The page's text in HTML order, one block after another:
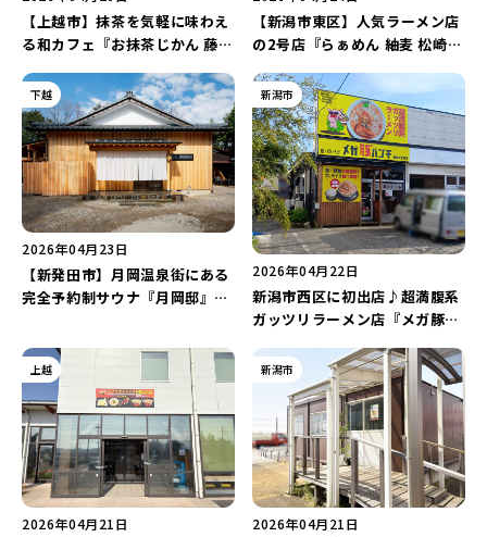
【上越市】抹茶を気軽に味わえ
る和カフェ『お抹茶じかん 藤喜
ン！着物or浴衣の方には“嬉し
い特典”をプレゼント♪
【新潟市東区】人気ラーメン店
の2号店『らぁめん 紬麦 松崎
「えびからし」など限定トッピ
ングも登場♪
下越
2026年04月23日
【新発田市】月岡温泉街にある
完全予約制サウナ『月岡邸』が
気軽に利用できる♪
新潟市
2026年04月22日
新潟市西区に初出店♪超満腹系
ガッツリラーメン店『メガ豚パ
にオープン！麺類の注文でライ
スが食べ放題♪
上越
2026年04月21日
新潟市
2026年04月21日